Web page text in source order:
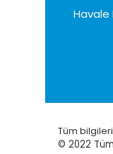
Havale
Tüm
© 2022